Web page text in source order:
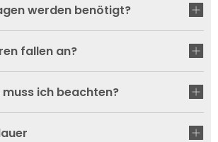
werden benötigt?
fallen an?
ich beachten?